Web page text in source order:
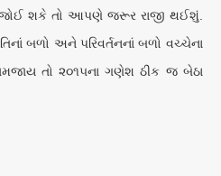
જોઈ શકે તો આપણે જરૂર રાજી થઈશું.
બળો અને પરિવર્તનનાં બળો વચ્ચેના
તો ૨૦૧૫ના ગણેશ ઠીક જ બેઠા